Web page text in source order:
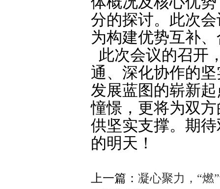
分的探讨。此次
为构建优势互补
此次会议的召开
通、深化协作的
发展蓝图的崭新
憧憬，更将为双
供坚实支撑。期
的明天！
上一篇： 凝心聚力，“燃